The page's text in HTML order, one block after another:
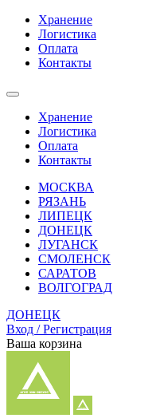
Хранение
Логистика
Оплата
Контакты
Хранение
Логистика
Оплата
Контакты
МОСКВА
РЯЗАНЬ
ЛИПЕЦК
ДОНЕЦК
ЛУГАНСК
СМОЛЕНСК
САРАТОВ
ВОЛГОГРАД
ДОНЕЦК
Вход / Регистрация
Ваша корзина